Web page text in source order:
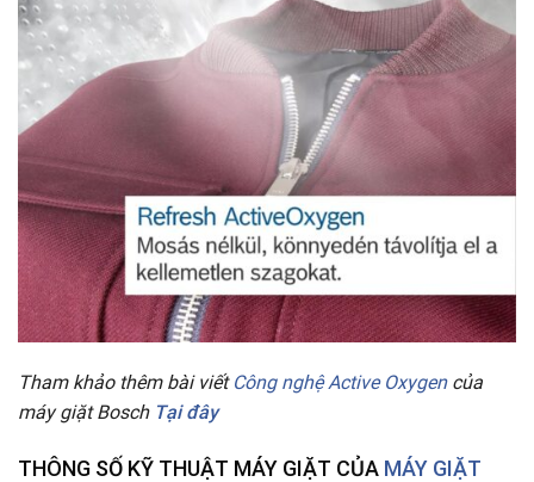
Tham khảo thêm bài viết Công nghệ Active Oxygencủa
máy giặt Bosch Tại đây
THÔNG SỐ KỸ THUẬT MÁY GIẶT CỦA MÁY GIẶT